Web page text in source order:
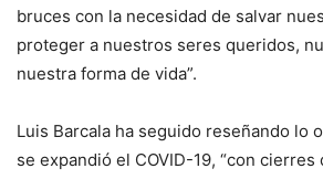
bruces con la necesidad de salvar
proteger a nuestros seres queridos,
nuestra forma de vida”.
Luis Barcala ha seguido reseñando lo
se expandió el COVID-19, “con cierres